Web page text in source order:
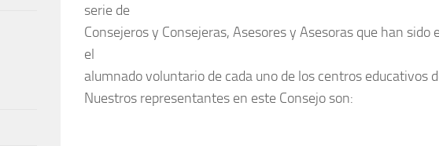
serie de
Consejeros y Consejeras, Asesores y Asesoras que han
el
alumnado voluntario de cada uno de los centros educativos
Nuestros representantes en este Consejo son: